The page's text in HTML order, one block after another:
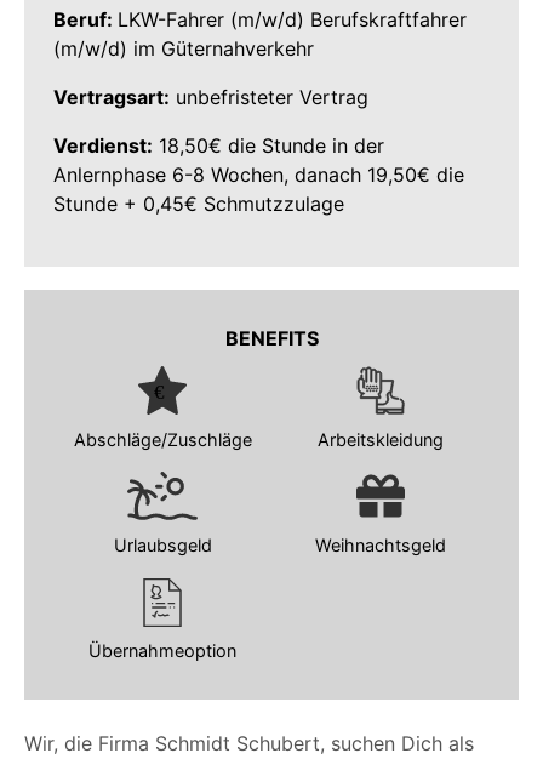
Wir, die Firma Schmidt Schubert, suchen Dich als
Beruf: LKW-Fahrer (m/w/d) Berufskraftfahrer
(m/w/d) im Güternahverkehr
Vertragsart: unbefristeter Vertrag
Verdienst: 18,50€ die Stunde in der
Anlernphase 6-8 Wochen, danach 19,50€ die
Stunde + 0,45€ Schmutzzulage
BENEFITS
Abschläge/Zuschläge Arbeitskleidung
Urlaubsgeld Weihnachtsgeld
Übernahmeoption